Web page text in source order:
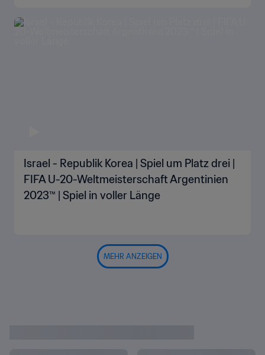
Israel - Republik Korea | Spiel um Platz drei |
FIFA U-20-Weltmeisterschaft Argentinien
2023™ | Spiel in voller Länge
MEHR ANZEIGEN